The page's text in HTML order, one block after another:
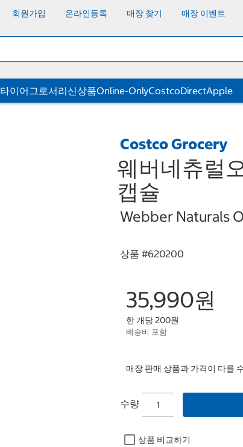
회원가입 온라인등록 매장 찾기 매장 이벤트
타이어그로서리신상품Online-OnlyCostcoDirectApple
Costco Grocery
웨버네츄럴
캡슐
Webber Naturals
상품 #620200
35,990원
한 개당 200원
배송비 포함
매장 판매 상품과 가격이 다를
수량
상품 비교하기